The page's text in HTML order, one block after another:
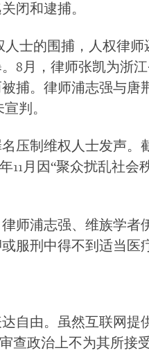
闭和逮捕。
人士的围捕，人权律
8月，律师张凯为浙
捕。律师浦志强与唐
判。
压制维权人士发声。
11月因“聚众扰乱社会
师浦志强、维族学者
服刑中得不到适当医
自由。虽然互联网提
查政治上不为其所接